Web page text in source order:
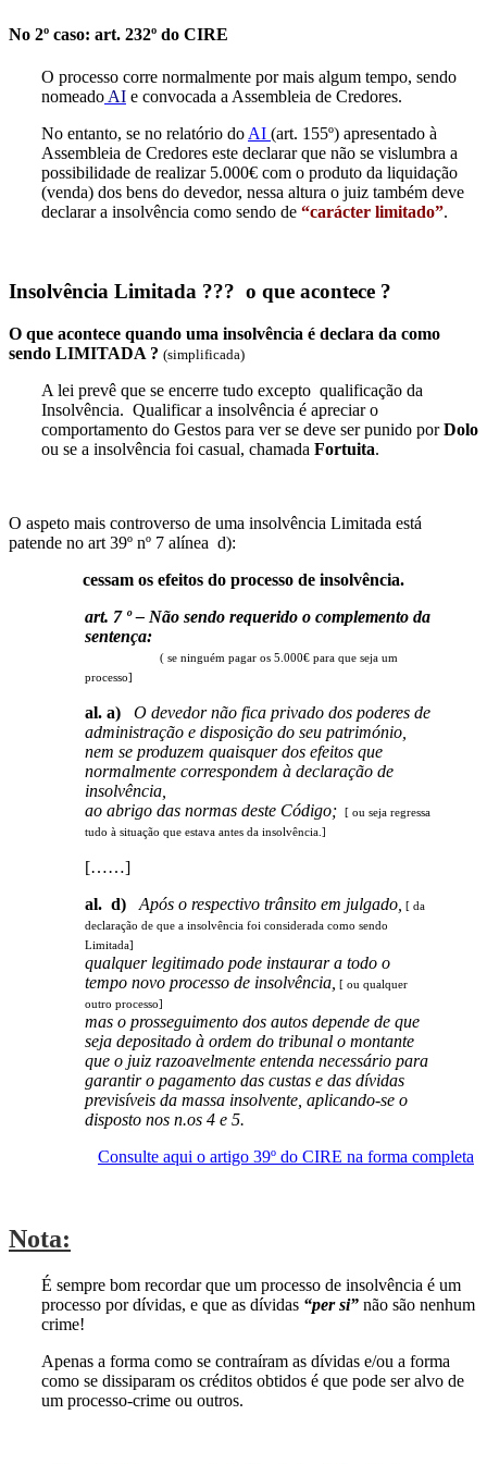
No 2º caso: art. 232º do CIRE
O processo corre normalmente por mais algum tempo, sendo
nomeado AI e convocada a Assembleia de Credores.
No entanto, se no relatório do AI (art. 155º) apresentado à
Assembleia de Credores este declarar que não se vislumbra a
possibilidade de realizar 5.000€ com o produto da liquidação
(venda) dos bens do devedor, nessa altura o juiz também deve
declarar a insolvência como sendo de “carácter limitado”.
Insolvência Limitada ??? o que acontece ?
O que acontece quando uma insolvência é declara da como
sendo LIMITADA ? (simplificada)
A lei prevê que se encerre tudo excepto qualificação da
Insolvência. Qualificar a insolvência é apreciar o
comportamento do Gestos para ver se deve ser punido porDolo
ou se a insolvência foi casual, chamada Fortuita.
O aspeto mais controverso de uma insolvência Limitada está
patende no art 39º nº 7 alínea d):
cessam os efeitos do processo de insolvência.
art. 7 º – Não sendo requerido o complemento da
sentença:
( se ninguém pagar os 5.000€ para que seja um
processo]
al. a)
O devedor não fica privado dos poderes de
administração e disposição do seu património,
nem se produzem quaisquer dos efeitos que
normalmente correspondem à declaração de
insolvência,
ao abrigo das normas deste Código;
[ ou seja regressa
tudo à situação que estava antes da insolvência.]
[……]
al. d) Após o respectivo trânsito em julgado,
[ da
declaração de que a insolvência foi considerada como sendo
Limitada]
qualquer legitimado pode instaurar a todo o
tempo novo processo de insolvência,
[ ou qualquer
outro processo]
mas o prosseguimento dos autos depende de que
seja depositado à ordem do tribunal o montante
que o juiz razoavelmente entenda necessário para
garantir o pagamento das custas e das dívidas
previsíveis da massa insolvente, aplicando-se o
disposto nos n.os 4 e 5.
Consulte aqui o artigo 39º do CIRE na forma completa
Nota:
É sempre bom recordar que um processo de insolvência é um
processo por dívidas, e que as dívidas “per si” não são nenhum
crime!
Apenas a forma como se contraíram as dívidas e/ou a forma
como se dissiparam os créditos obtidos é que pode ser alvo de
um processo-crime ou outros.